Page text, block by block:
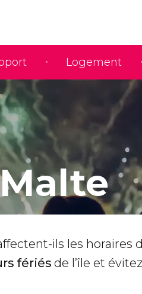
Logement
ils les horaires
fériés de l’île et